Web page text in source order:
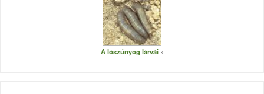
A lószúnyog lárvái